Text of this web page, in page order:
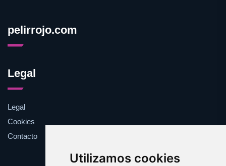
Utilizamos cookies
pelirrojo.com
Legal
Legal
Cookies
Contacto